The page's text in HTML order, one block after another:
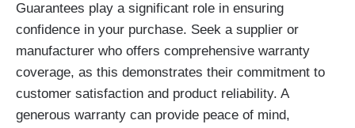
Guarantees play a significant role in ensuring
confidence in your purchase. Seek a supplier or
manufacturer who offers comprehensive warranty
coverage, as this demonstrates their commitment to
customer satisfaction and product reliability. A
generous warranty can provide peace of mind,